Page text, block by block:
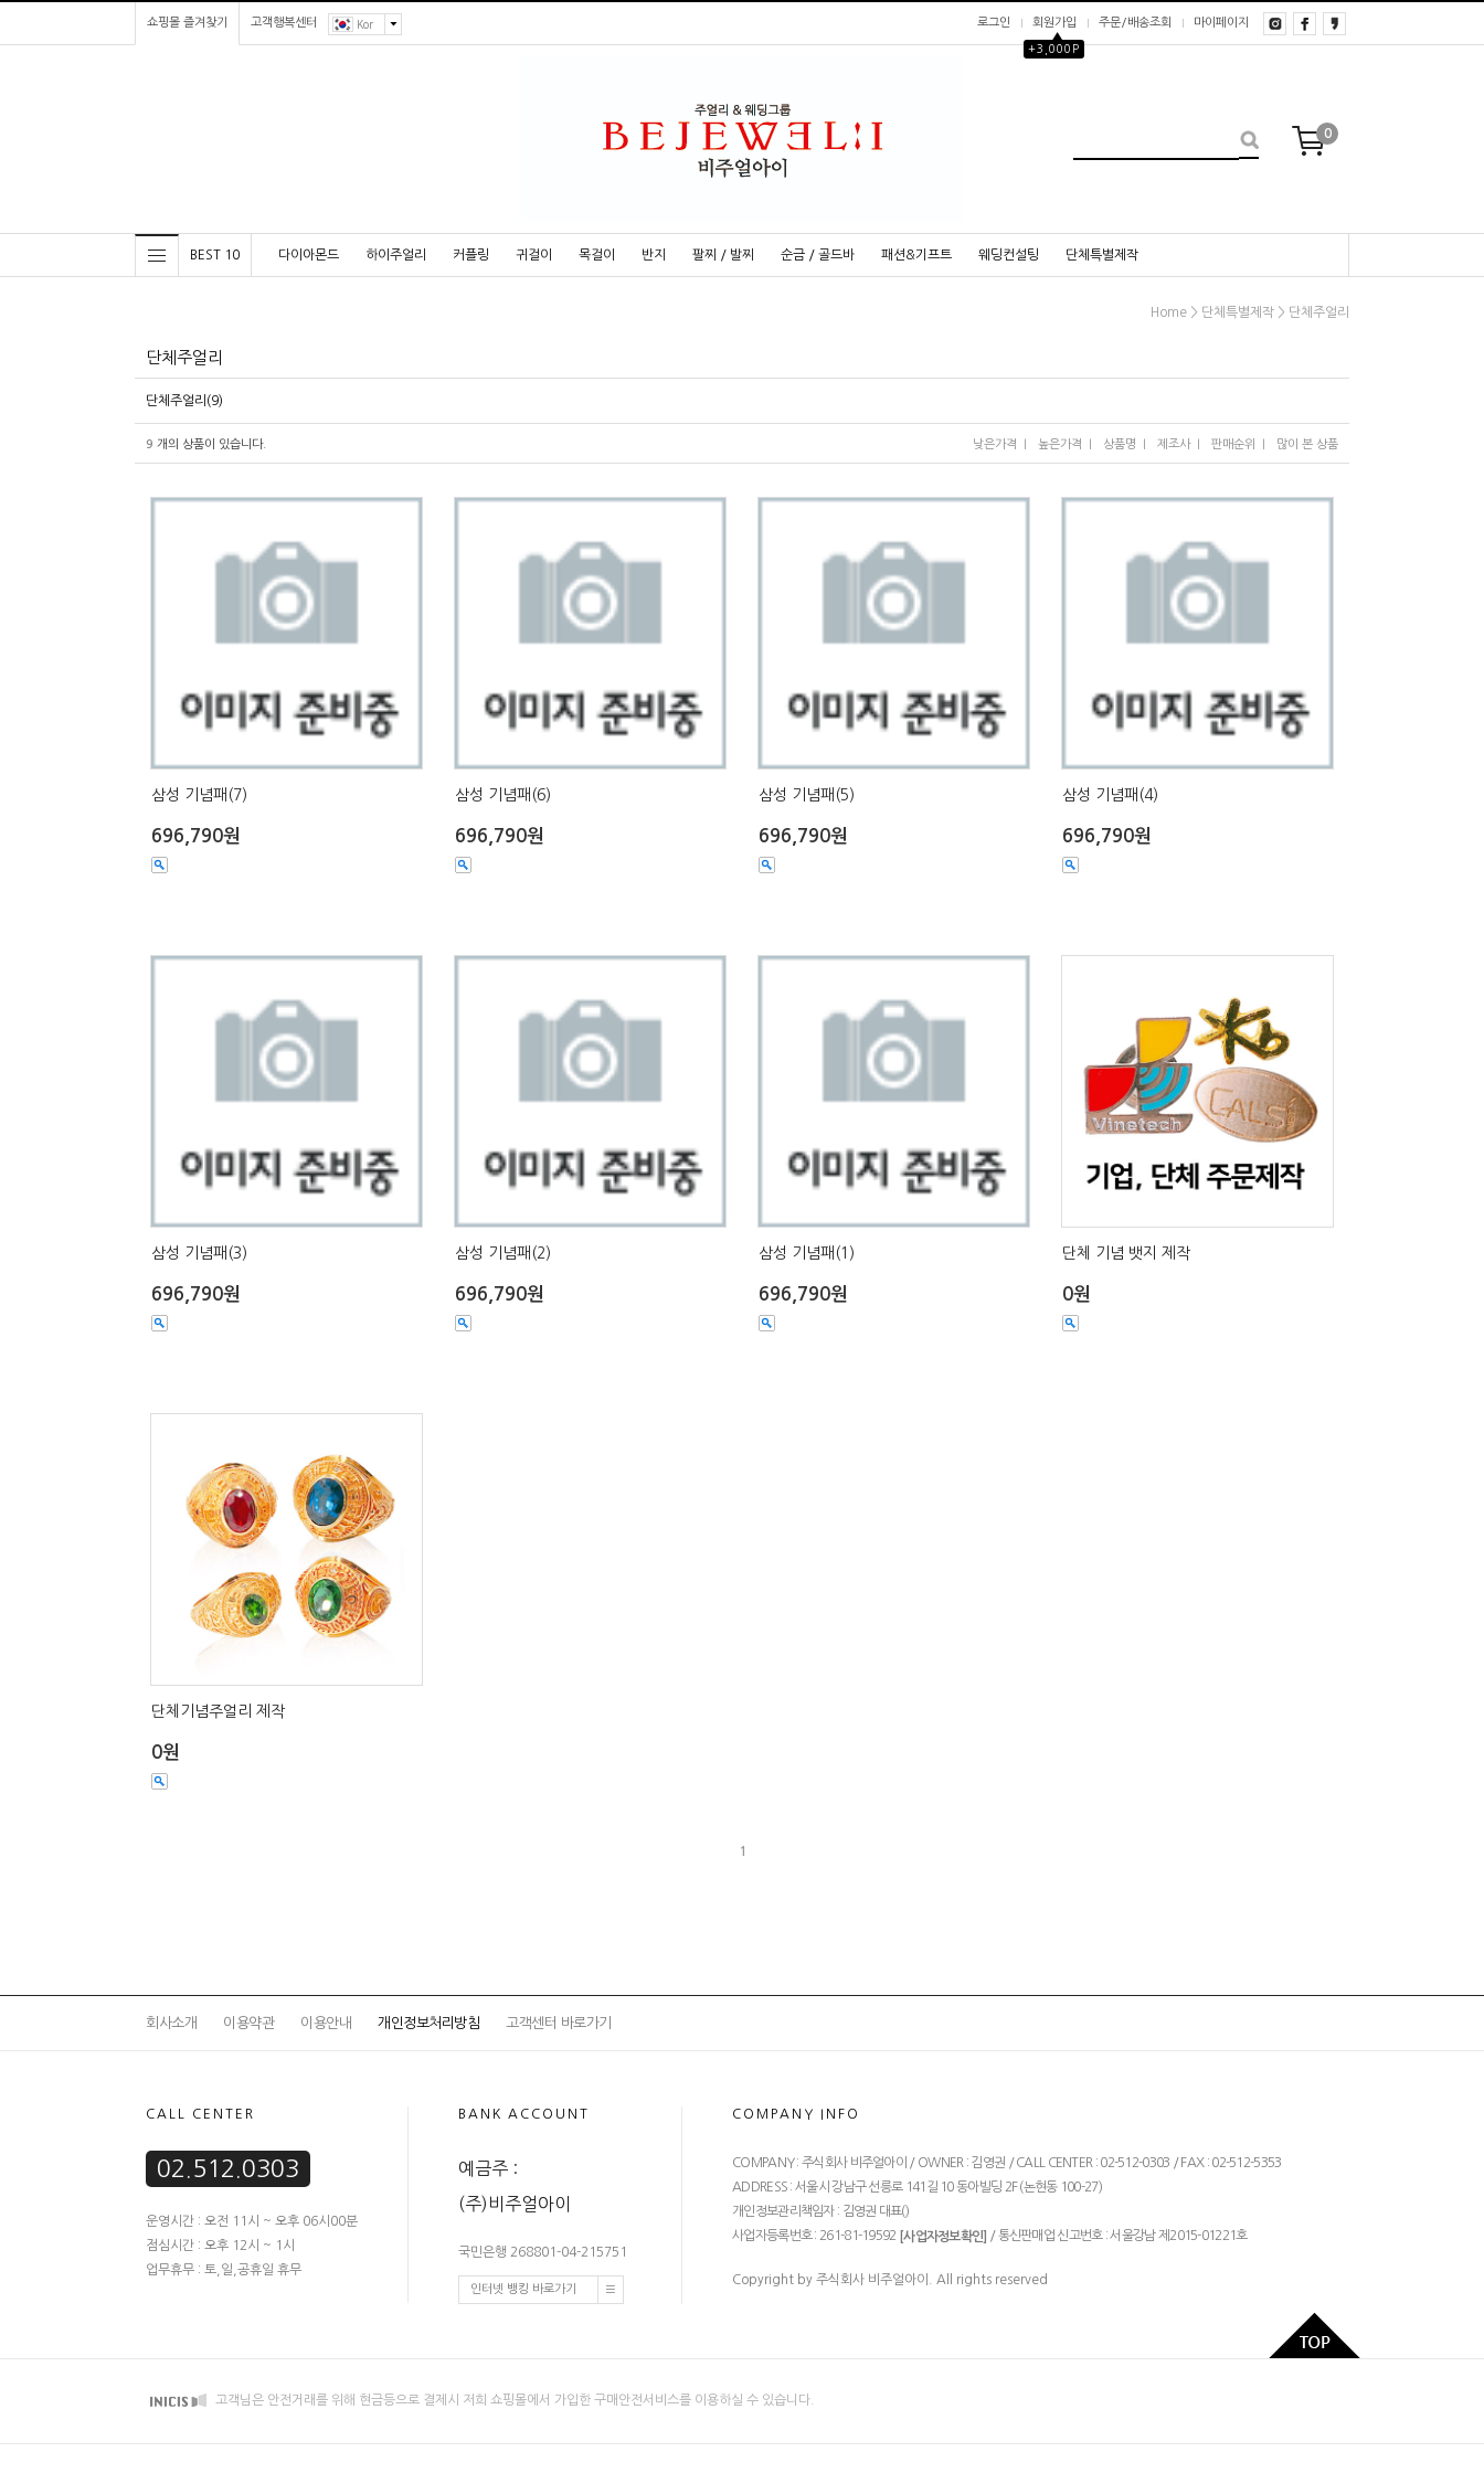
쇼핑몰 즐겨찾기 고객행복센터 Kor 로그인 회원가입
▲
+3,000P
주문/배송조회 마이페이지
0
BEST 10 다이아몬드 하이주얼리 커플링 귀걸이 목걸이 반지 팔찌 / 발찌 순금 / 골드바 패션&기프트 웨딩컨설팅 단체특별제작
Home > 단체특별제작 > 단체주얼리
단체주얼리
단체주얼리(9)
9 개의 상품이 있습니다. 낮은가격 높은가격 상품명 제조사I 판매순위 많이 본 상품
삼성 기념패(7)
696,790원
삼성 기념패(6)
696,790원
삼성 기념패(5)
696,790원
삼성 기념패(4)
696,790원
삼성 기념패(3)
696,790원
삼성 기념패(2)
696,790원
삼성 기념패(1)
696,790원
단체 기념 뱃지 제작
0원
단체기념주얼리 제작
0원
1
회사소개 이용약관 이용안내 개인정보처리방침 고객센터 바로가기
CALL CENTER
02.512.0303
운영시간 : 오전 11시 ~ 오후 06시00분
점심시간 : 오후 12시 ~ 1시
업무휴무 : 토,일,공휴일 휴무
BANK ACCOUNT
예금주 :
(주)비주얼아이
국민은행 268801-04-215751
인터넷 뱅킹 바로가기
COMPANY INFO
COMPANY : 주식회사 비주얼아이 / OWNER : 김영권 / CALL CENTER : 02-512-0303 / FAX : 02-512-5353
ADDRESS : 서울시 강남구 선릉로 141길 10 동아빌딩 2F (논현동 100-27)
개인정보관리책임자 : 김영권 대표()
사업자등록번호 : 261-81-19592 [사업자정보확인] / 통신판매업 신고번호 : 서울강남 제2015-01221호
Copyright by 주식회사 비주얼아이. All rights reserved
고객님은 안전거래를 위해 현금등으로 결제시 저희 쇼핑몰에서 가입한 구매안전서비스를 이용하실 수 있습니다.